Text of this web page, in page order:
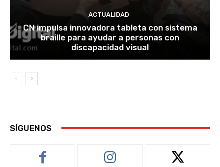
ACTUALIDAD
CN impulsa innovadora tableta con sistema
braille para ayudar a personas con
discapacidad visual
SÍGUENOS